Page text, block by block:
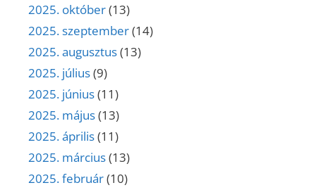
2025. október(13)
2025. szeptember(14)
2025. augusztus(13)
2025. július(9)
2025. június(11)
2025. május(13)
2025. április(11)
2025. március(13)
2025. február(10)